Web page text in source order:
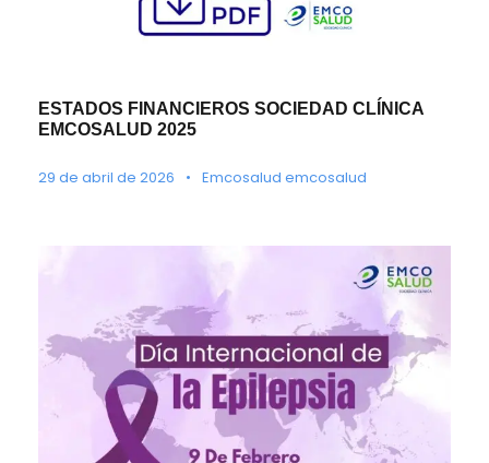
ESTADOS FINANCIEROS SOCIEDAD CLÍNICA
EMCOSALUD 2025
29 de abril de 2026 • Emcosalud emcosalud